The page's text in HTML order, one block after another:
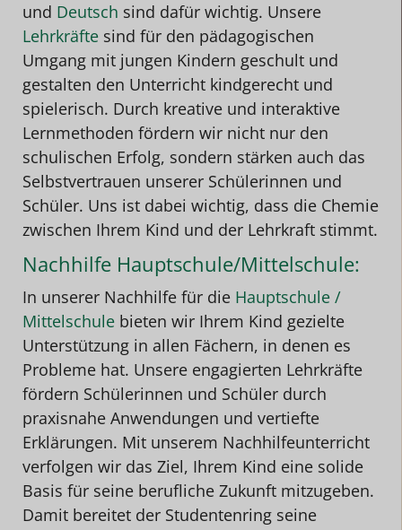
und Deutsch sind dafür wichtig. Unsere
Lehrkräfte sind für den pädagogischen
Umgang mit jungen Kindern geschult und
gestalten den Unterricht kindgerecht und
spielerisch. Durch kreative und interaktive
Lernmethoden fördern wir nicht nur den
schulischen Erfolg, sondern stärken auch das
Selbstvertrauen unserer Schülerinnen und
Schüler. Uns ist dabei wichtig, dass die Chemie
zwischen Ihrem Kind und der Lehrkraft stimmt.
Nachhilfe Hauptschule/Mittelschule:
In unserer Nachhilfe für die Hauptschule /
Mittelschule bieten wir Ihrem Kind gezielte
Unterstützung in allen Fächern, in denen es
Probleme hat. Unsere engagierten Lehrkräfte
fördern Schülerinnen und Schüler durch
praxisnahe Anwendungen und vertiefte
Erklärungen. Mit unserem Nachhilfeunterricht
verfolgen wir das Ziel, Ihrem Kind eine solide
Basis für seine berufliche Zukunft mitzugeben.
Damit bereitet der Studentenring seine